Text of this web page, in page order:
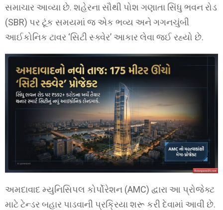
સમાચાર આવ્યા છે. શહેરના સૌથી પોશ ગણાતા સિંધુ ભવન રોડ
(SBR) પર ટૂંક સમયમાં જ એક ભવ્ય અને ગગનચુંબી
આઈકોનિક ટાવર ‘સિટી સ્ક્વેર’ આકાર લેવા જઈ રહ્યો છે.
અમદાવાદ મ્યુનિસિપલ કોર્પોરેશન (AMC) દ્વારા આ પ્રોજેક્ટ
માટે ટેન્ડર બહાર પાડવાની પ્રક્રિયા શરૂ કરી દેવામાં આવી છે.